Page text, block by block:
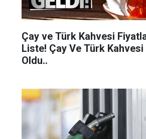
Çay ve Türk Kahvesi
Liste! Çay Ve Türk Kahvesi Lüks
Oldu..